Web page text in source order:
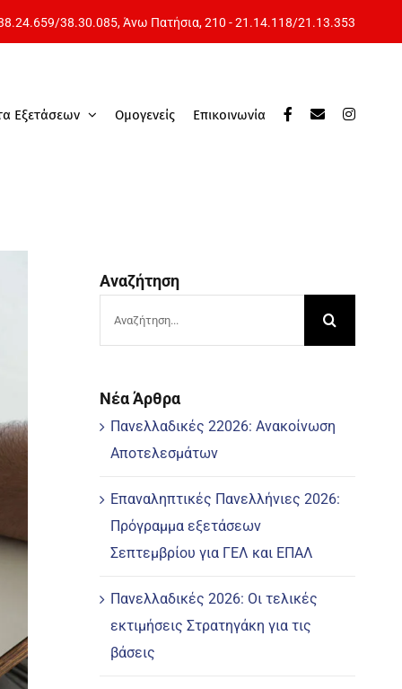
/38.30.085, Άνω Πατήσια,210 - 21.14.118/21.13.353
Εξετάσεων Ομογενείς Επικοινωνία
Αναζήτηση
Νέα Άρθρα
Πανελλαδικές 22026: Ανακοίνωση
Αποτελεσμάτων
Επαναληπτικές Πανελλήνιες 2026:
Πρόγραμμα εξετάσεων
Σεπτεμβρίου για ΓΕΛ και ΕΠΑΛ
Πανελλαδικές 2026: Οι τελικές
εκτιμήσεις Στρατηγάκη για τις
βάσεις